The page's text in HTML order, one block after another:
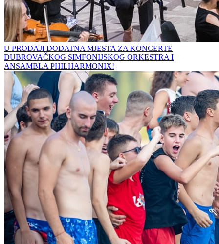
U PRODAJI DODATNA MJESTA ZA KONCERTE
DUBROVAČKOG SIMFONIJSKOG ORKESTRA I
ANSAMBLA PHILHARMONIX!